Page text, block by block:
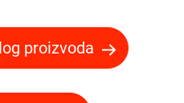
proizvoda